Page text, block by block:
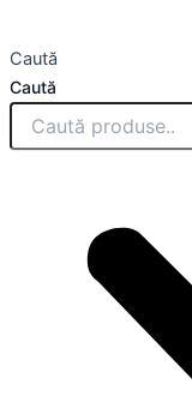
Caută
Caută